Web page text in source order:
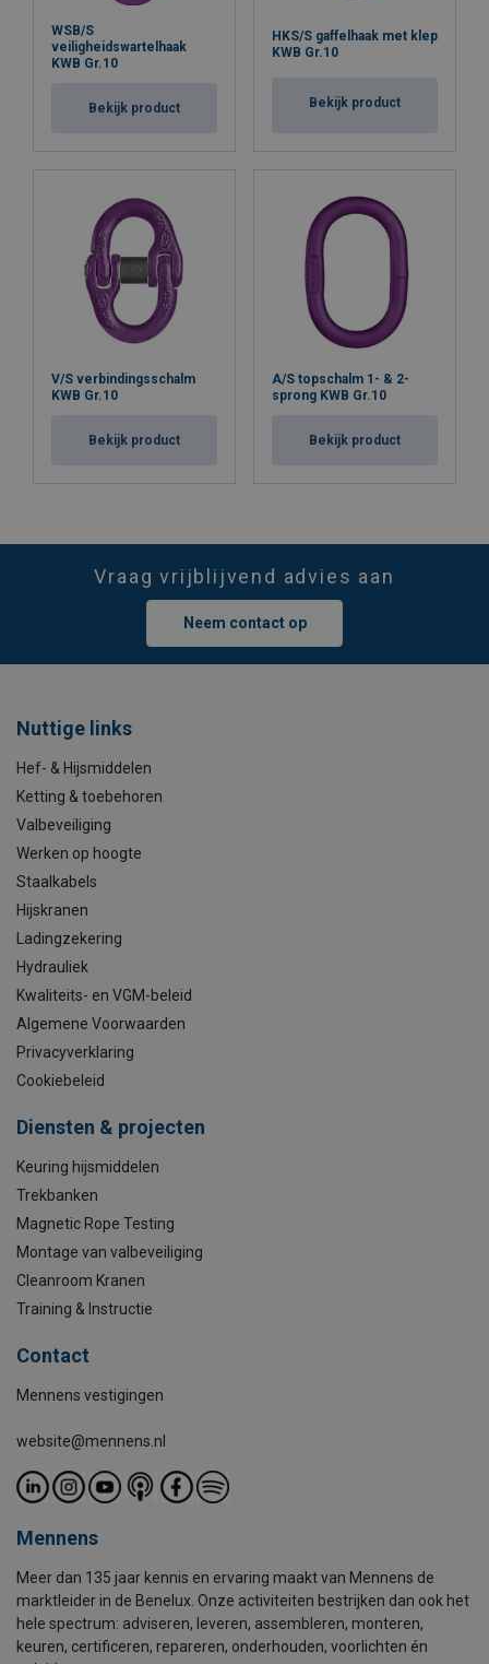
WSB/S
veiligheidswartelhaak
KWB Gr.10
Bekijk product
HKS/S gaffelhaak met klep
KWB Gr.10
Bekijk product
V/S verbindingsschalm
KWB Gr.10
Bekijk product
A/S topschalm 1- & 2-
sprong KWB Gr.10
Bekijk product
Vraag vrijblijvend advies aan
Neem contact op
Nuttige links
Hef- & Hijsmiddelen
Ketting & toebehoren
Valbeveiliging
Werken op hoogte
Staalkabels
Hijskranen
Ladingzekering
Hydrauliek
Kwaliteits- en VGM-beleid
Algemene Voorwaarden
Privacyverklaring
Cookiebeleid
Diensten & projecten
Keuring hijsmiddelen
Trekbanken
Magnetic Rope Testing
Montage van valbeveiliging
Cleanroom Kranen
Training & Instructie
Contact
Mennens vestigingen
website@mennens.nl
Mennens
Meer dan 135 jaar kennis en ervaring maakt van Mennens de
marktleider in de Benelux. Onze activiteiten bestrijken dan ook het
hele spectrum: adviseren, leveren, assembleren, monteren,
keuren, certificeren, repareren, onderhouden, voorlichten én